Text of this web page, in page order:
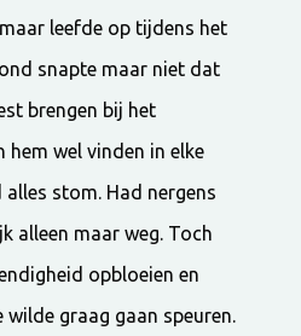
leefde op tijdens het
snapte maar niet dat
brengen bij het
hem wel vinden in elke
stom. Had nergens
alleen maar weg. Toch
opbloeien en
wilde graag gaan speuren.